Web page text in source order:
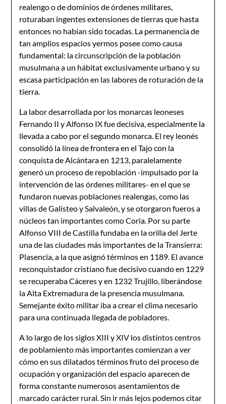
realengo o de dominios de órdenes militares,
roturaban ingentes extensiones de tierras que hasta
entonces no habían sido tocadas. La permanencia de
tan amplios espacios yermos posee como causa
fundamental: la circunscripción de la población
musulmana a un hábitat exclusivamente urbano y su
escasa participación en las labores de roturación de la
tierra.
La labor desarrollada por los monarcas leoneses
Fernando II y Alfonso IX fue decisiva, especialmente la
llevada a cabo por el segundo monarca. El rey leonés
consolidó la línea de frontera en el Tajo con la
conquista de Alcántara en 1213, paralelamente
generó un proceso de repoblación -impulsado por la
intervención de las órdenes militares- en el que se
fundaron nuevas poblaciones realengas, como las
villas de Galisteo y Salvaleón, y se otorgaron fueros a
núcleos tan importantes como Coria. Por su parte
Alfonso VIII de Castilla fundaba en la orilla del Jerte
una de las ciudades más importantes de la Transierra:
Plasencia, a la que asignó términos en 1189. El avance
reconquistador cristiano fue decisivo cuando en 1229
se recuperaba Cáceres y en 1232 Trujillo, liberándose
la Alta Extremadura de la presencia musulmana.
Semejante éxito militar iba a crear el clima necesario
para una continuada llegada de pobladores.
A lo largo de los siglos XIII y XIV los distintos centros
de poblamiento más importantes comienzan a ver
cómo en sus dilatados términos fruto del proceso de
ocupación y organización del espacio aparecen de
forma constante numerosos asentamientos de
marcado carácter rural. Sin ir más lejos podemos citar